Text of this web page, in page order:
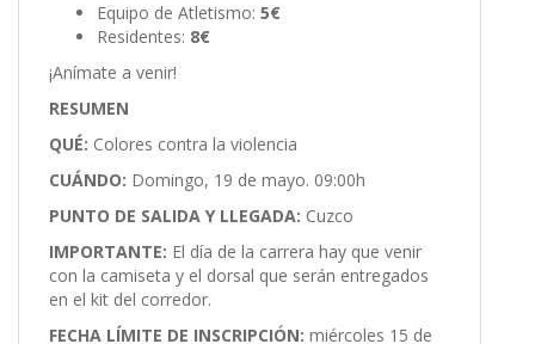
Equipo de Atletismo: 5€
Residentes: 8€
¡Anímate a venir!
RESUMEN
QUÉ: Colores contra la violencia
CUÁNDO: Domingo, 19 de mayo. 09:00h
PUNTO DE SALIDA Y LLEGADA: Cuzco
IMPORTANTE: El día de la carrera hay que venir
con la camiseta y el dorsal que serán entregados
en el kit del corredor.
FECHA LÍMITE DE INSCRIPCIÓN: miércoles 15 de